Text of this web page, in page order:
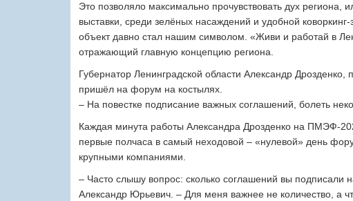
Это позволяло максимально прочувствовать дух региона,
выставки, среди зелёных насаждений и удобной
объект давно стал нашим символом. «Живи и работай в
отражающий главную концепцию региона.
Губернатор Ленинградской области Александр
пришёл на форум на костылях.
– На повестке подписание важных соглашений, болеть
Каждая минута работы Александра Дрозденко на
первые полчаса в самый неходовой – ​«нулевой» день
крупными компаниями.
– Часто слышу вопрос: сколько соглашений вы
Александр Юрьевич. – ​Для меня важнее не количество, а